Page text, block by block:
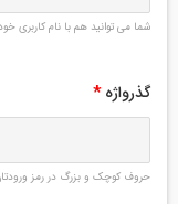
شما می توانید هم با نام کاربری
گذرواژه *
حروف کوچک و بزرگ در رمز